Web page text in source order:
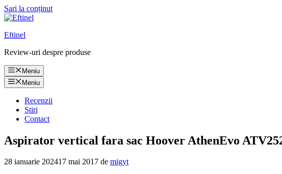
Sari la conținut
Eftinel
Review-uri despre produse
Meniu
Meniu
Recenzii
Stiri
Contact
Aspirator vertical fara sac Hoover AthenEvo
28 ianuarie 202417 mai 2017 de migyt